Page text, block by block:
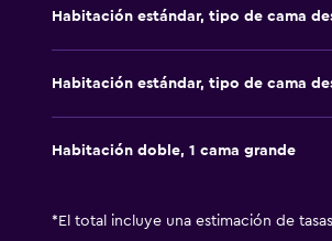
Habitación estándar, tipo de cama
Habitación estándar, tipo de cama
Habitación doble, 1 cama grande
* El total incluye una estimación de